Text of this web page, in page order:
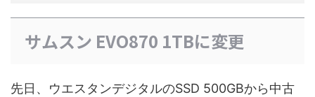
サムスン EVO870 1TBに変更
先日、ウエスタンデジタルのSSD 500GBから中古